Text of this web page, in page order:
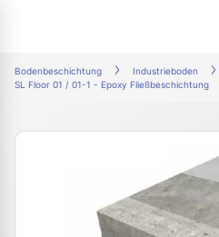
Bodenbeschichtung Industrieboden
SL Floor 01 / 01-1 - Epoxy Fließbeschichtung